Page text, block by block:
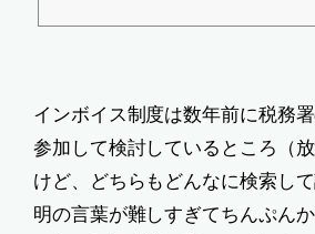
インボイス制度は数年前に税務
参加して検討しているところ（
けど、どちらもどんなに検索し
明の言葉が難しすぎてちんぷん